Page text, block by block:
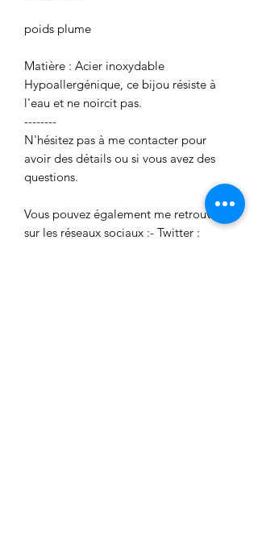
poids plume
Matière : Acier inoxydable
Hypoallergénique, ce bijou résiste à
l'eau et ne noircit pas.
--------
N'hésitez pas à me contacter pour
avoir des détails ou si vous avez des
questions.
Vous pouvez également me retrouver
sur les réseaux sociaux :- Twitter :